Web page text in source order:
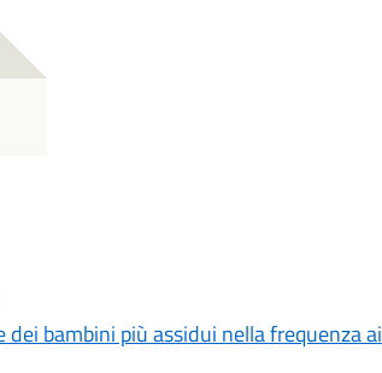
bambini più assidui nella frequenza ai